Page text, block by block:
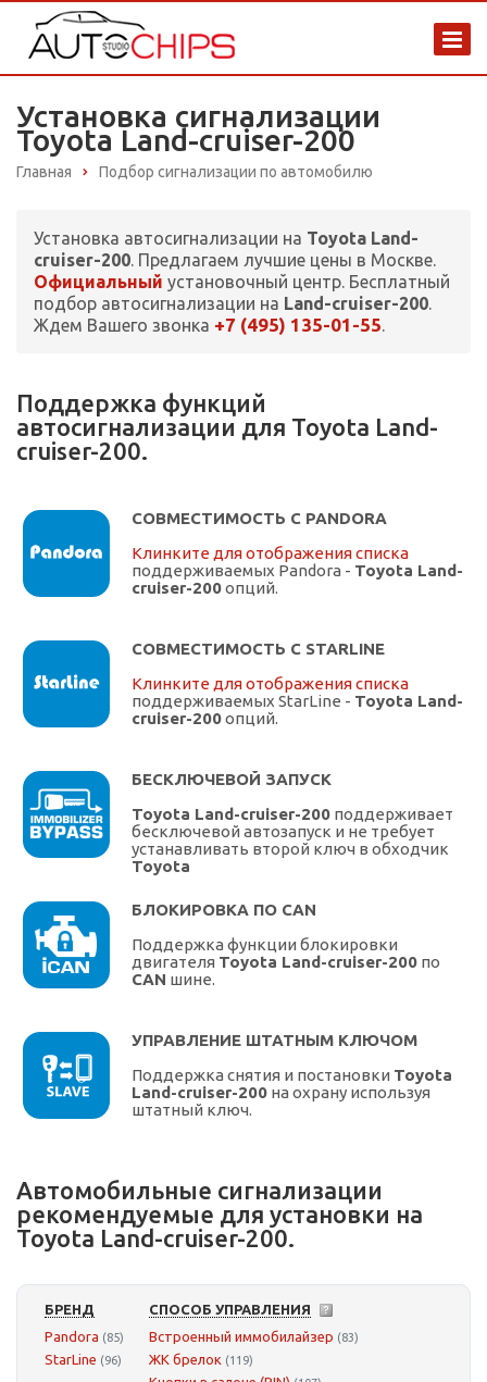
Установка сигнализации
Toyota Land-cruiser-200
Главная Подбор сигнализации по автомобилю
Установка автосигнализации на Toyota Land-
cruiser-200. Предлагаем лучшие цены в Москве.
Официальный установочный центр. Бесплатный
подбор автосигнализации на Land-cruiser-200.
Ждем Вашего звонка +7 (495) 135-01-55.
Поддержка функций
автосигнализации для Toyota Land-
cruiser-200.
СОВМЕСТИМОСТЬ С PANDORA
Клинките для отображения списка
поддерживаемых Pandora - Toyota Land-
cruiser-200опций.
СОВМЕСТИМОСТЬ С STARLINE
Клинките для отображения списка
поддерживаемых StarLine - Toyota Land-
cruiser-200опций.
БЕСКЛЮЧЕВОЙ ЗАПУСК
Toyota Land-cruiser-200 поддерживает
бесключевой автозапуск и не требует
устанавливать второй ключ в обходчик
Toyota
БЛОКИРОВКА ПО CAN
Поддержка функции блокировки
двигателя Toyota Land-cruiser-200 по
CAN шине.
УПРАВЛЕНИЕ ШТАТНЫМ КЛЮЧОМ
Поддержка снятия и постановки Toyota
Land-cruiser-200 на охрану используя
штатный ключ.
Автомобильные сигнализации
рекомендуемые для установки на
Toyota Land-cruiser-200.
БРЕНД
Pandora (85)
StarLine (96)
СПОСОБ УПРАВЛЕНИЯ
Встроенный иммобилайзер (83)
ЖК брелок (119)